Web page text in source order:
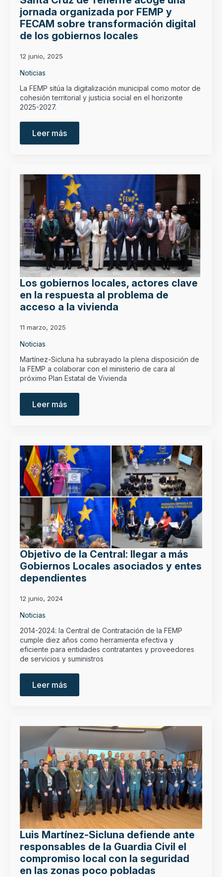
jornada organizada por FEMP y
FECAM sobre transformación digital
de los gobiernos locales
12 junio, 2025
Noticias
La FEMP sitúa la digitalización municipal como motor de
cohesión territorial y justicia social en el horizonte
2025-2027.
Leer más
Los gobiernos locales, actores clave
en la respuesta al problema de
acceso a la vivienda
11 marzo, 2025
Noticias
Martínez-Sicluna ha subrayado la plena disposición de
la FEMP a colaborar con el ministerio de cara al
próximo Plan Estatal de Vivienda
Leer más
Objetivo de la Central: llegar a más
Gobiernos Locales asociados y entes
dependientes
12 junio, 2024
Noticias
2014-2024: la Central de Contratación de la FEMP
cumple diez años como herramienta efectiva y
eficiente para entidades contratantes y proveedores
de servicios y suministros
Leer más
Luis Martínez-Sicluna defiende ante
responsables de la Guardia Civil el
compromiso local con la seguridad
en las zonas poco pobladas